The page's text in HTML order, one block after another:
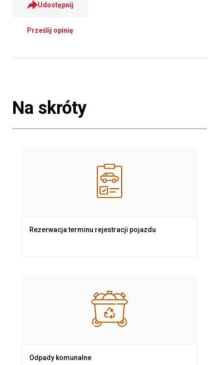
Udostępnij
Prześlij opinię
Na skróty
Rezerwacja terminu rejestracji pojazdu
Odpady komunalne